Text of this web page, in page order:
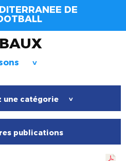
DE
>
une catégorie >
publications